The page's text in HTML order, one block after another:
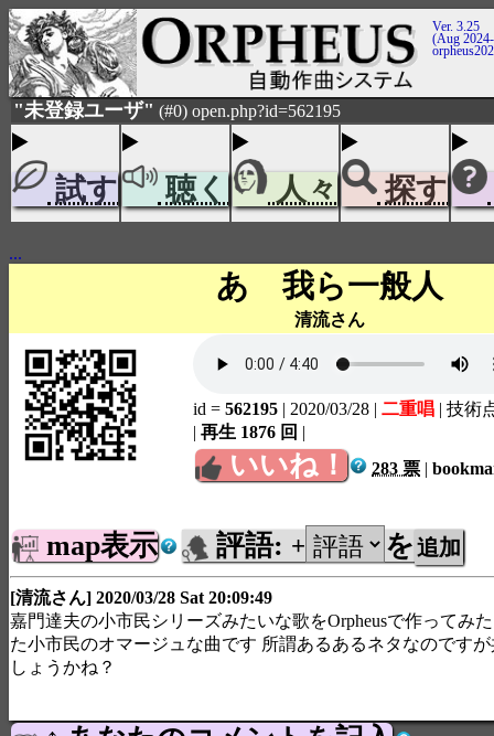
Ver. 3.25
(Aug
"未登録ユーザ" (#0) open.php?id=562195
試す 聴く 人々 探す
...
あゝ我ら一般人
清流さん
id = 562195 | 2020/03/28 | 二重唱 | 技術
| 再生 1876 回 |
いいね！ 283 票 |
map表示 評語: + を
[清流さん] 2020/03/28 Sat 20:09:49
嘉門達夫の小市民シリーズみたいな歌をOrpheusで作ってみ
た小市民のオマージュな曲です 所謂あるあるネタなのです
しょうかね？